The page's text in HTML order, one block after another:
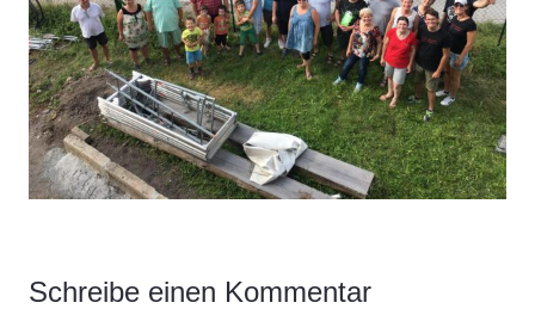
Schreibe einen Kommentar